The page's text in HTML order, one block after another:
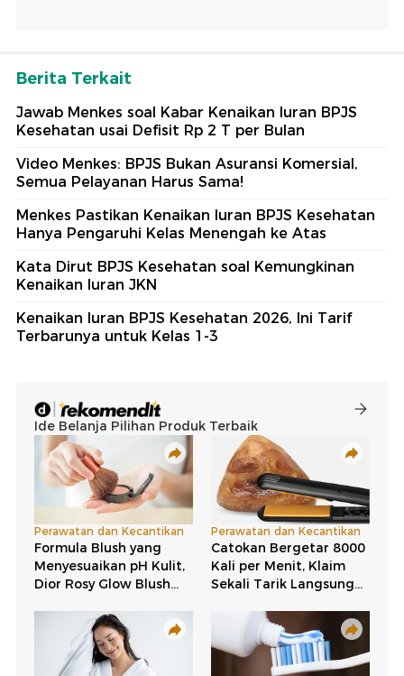
Berita Terkait
Jawab Menkes soal Kabar Kenaikan Iuran BPJS
Kesehatan usai Defisit Rp 2 T per Bulan
Video Menkes: BPJS Bukan Asuransi Komersial,
Semua Pelayanan Harus Sama!
Menkes Pastikan Kenaikan Iuran BPJS Kesehatan
Hanya Pengaruhi Kelas Menengah ke Atas
Kata Dirut BPJS Kesehatan soal Kemungkinan
Kenaikan Iuran JKN
Kenaikan Iuran BPJS Kesehatan 2026, Ini Tarif
Terbarunya untuk Kelas 1-3